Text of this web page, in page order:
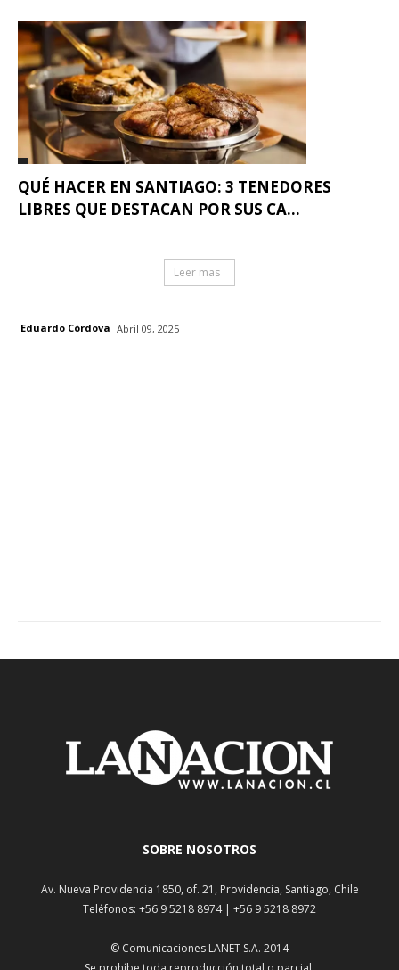
QUÉ HACER EN SANTIAGO: 3 TENEDORES
LIBRES QUE DESTACAN POR SUS CA...
Leer mas
Eduardo Córdova Abril 09, 2025
SOBRE NOSOTROS
Av. Nueva Providencia 1850, of. 21, Providencia, Santiago, Chile
Teléfonos: +56 9 5218 8974 | +56 9 5218 8972
© Comunicaciones LANET S.A. 2014